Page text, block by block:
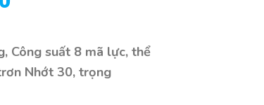
Công suất 8 mã lực, thể
Nhớt 30, trọng